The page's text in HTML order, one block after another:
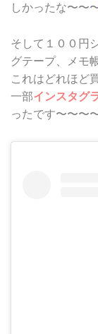
しかったな〜〜
そして１００円
グテープ、メモ
これはどれほど
一部インスタグ
ったです〜〜〜